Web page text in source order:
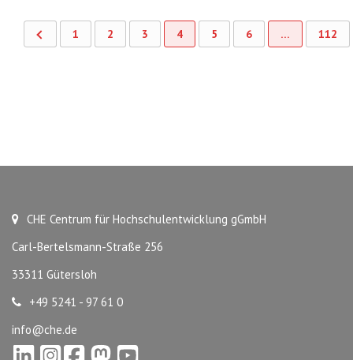
1 2 3 4 5 6 … 112
CHE Centrum für Hochschulentwicklung gGmbH
Carl-Bertelsmann-Straße 256
33311 Gütersloh
+49 5241 - 97 61 0
info@che.de